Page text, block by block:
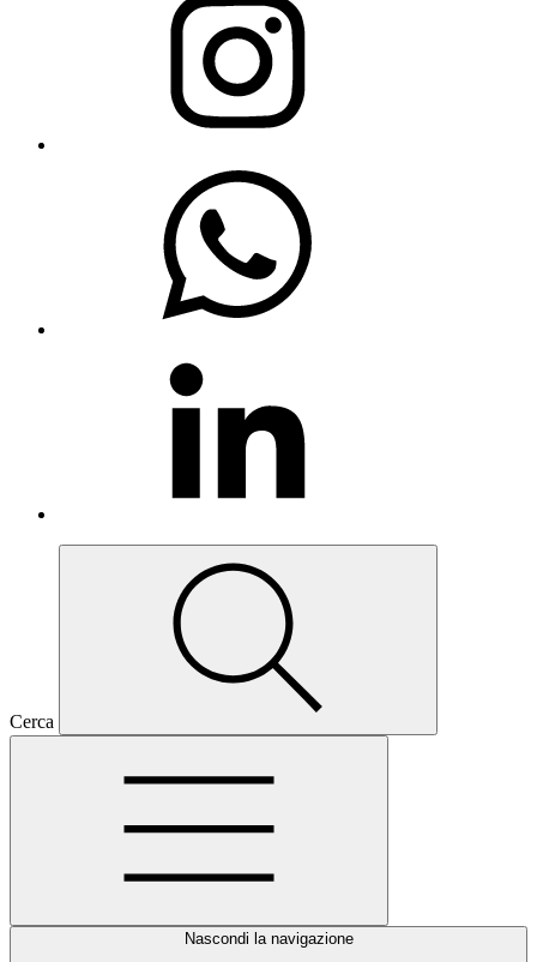
Cerca
Nascondi la navigazione